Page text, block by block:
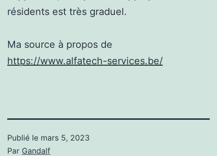
résidents est très graduel.
Ma source à propos de
https://www.alfatech-services.be/
Publié le mars 5, 2023
Par Gandalf